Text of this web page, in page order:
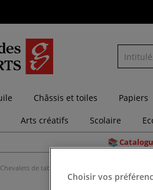
Châssis et toiles Papiers
Arts créatifs Scolaire
Chevalets de table
Choisir vos